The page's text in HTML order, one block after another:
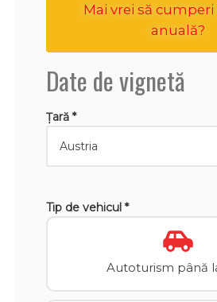
Mai vrei să
anuală?
Date de vignetă
Țară *
Tip de vehicul *
Autoturism până